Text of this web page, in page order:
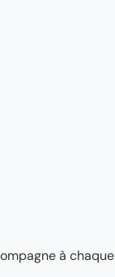
à chaque